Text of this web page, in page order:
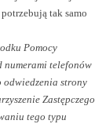
tak samo
Pomocy
numerami telefonów
odwiedzenia strony
Zastępczego
tego typu